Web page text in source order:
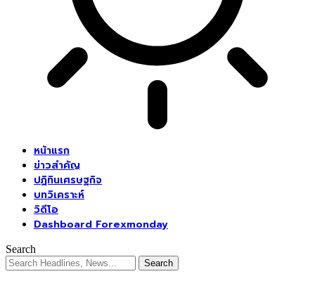
หน้าแรก
ข่าวสำคัญ
ปฏิทินเศรษฐกิจ
บทวิเคราะห์
วิดีโอ
Dashboard Forexmonday
Search